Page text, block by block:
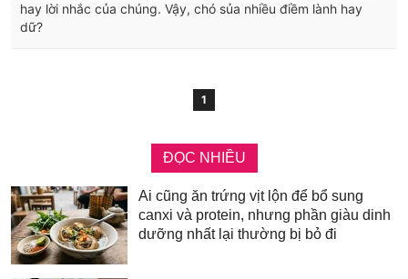
hay lời nhắc của chúng. Vậy, chó sủa nhiều điềm lành hay
dữ?
1
ĐỌC NHIỀU
Ai cũng ăn trứng vịt lộn để bổ sung
canxi và protein, nhưng phần giàu dinh
dưỡng nhất lại thường bị bỏ đi